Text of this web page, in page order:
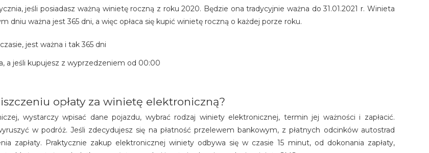
jeśli posiadasz ważną winietę roczną z roku 2020. Będzie ona tradycyjnie ważna do 31.01.2021 r. Winieta
ważna jest 365 dni, a więc opłaca się kupić winietę roczną o każdej porze roku.
jest ważna i tak 365 dni
a jeśli kupujesz z wyprzedzeniem od 00:00
opłaty za winietę elektroniczną?
wystarczy wpisać dane pojazdu, wybrać rodzaj winiety elektronicznej, termin jej ważności i zapłacić.
w podróż. Jeśli zdecydujesz się na płatność przelewem bankowym, z płatnych odcinków autostrad
zapłaty. Praktycznie zakup elektronicznej winiety odbywa się w czasie 15 minut, od dokonania zapłaty,